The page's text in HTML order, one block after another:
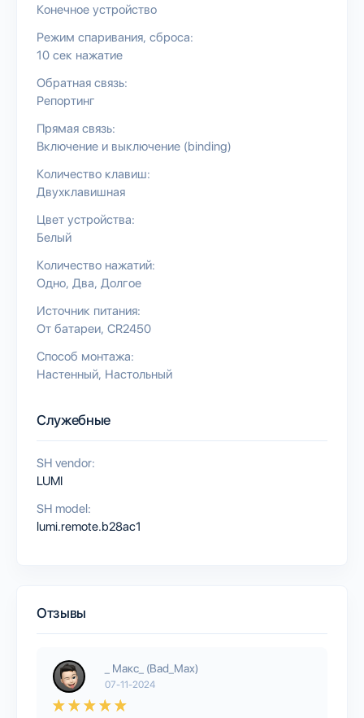
Конечное устройство
Режим спаривания, сброса:
10 сек нажатие
Обратная связь:
Репортинг
Прямая связь:
Включение и выключение (binding)
Количество клавиш:
Двухклавишная
Цвет устройства:
Белый
Количество нажатий:
Одно Два Долгое
Источник питания:
От батареи CR2450
Способ монтажа:
Настенный Настольный
Служебные
SH vendor:
LUMI
SH model:
lumi.remote.b28ac1
Отзывы
_ Макс_ (Bad_Max)
07-11-2024